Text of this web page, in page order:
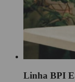
Linha BPI